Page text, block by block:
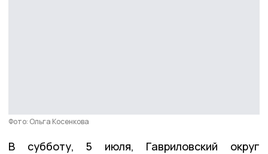
Фото: Ольга Косенкова
В субботу, 5 июля, Гавриловский округ